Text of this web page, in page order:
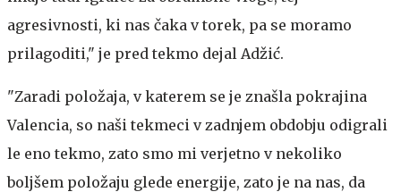
agresivnosti, ki nas čaka v torek, pa se moramo
prilagoditi," je pred tekmo dejal Adžić.
"Zaradi položaja, v katerem se je znašla pokrajina
Valencia, so naši tekmeci v zadnjem obdobju odigrali
le eno tekmo, zato smo mi verjetno v nekoliko
boljšem položaju glede energije, zato je na nas, da